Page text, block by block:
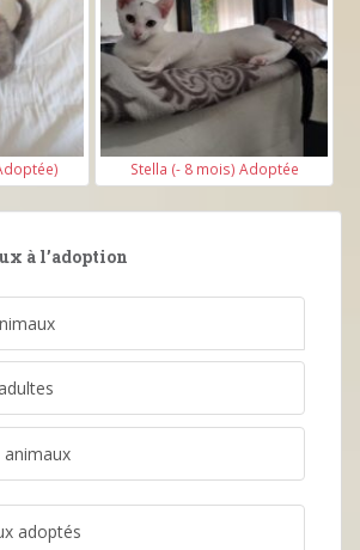
Stella (- 8 mois) Adoptée
à l’adoption
animaux
adoptés